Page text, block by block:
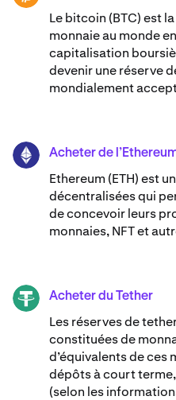
Le bitcoin (BTC) est
monnaie au monde
capitalisation
devenir une réserve
mondialement
ETH Acheter de
Ethereum (ETH) est
décentralisées qui
de concevoir leurs
monnaies, NFT et
USDT Acheter du Tether
Les réserves de
constituées de
d’équivalents de ces
dépôts à court
(selon les